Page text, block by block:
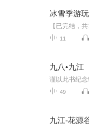
冰雪季游
11
九八•九江
谨以此书纪
49
九江-花源